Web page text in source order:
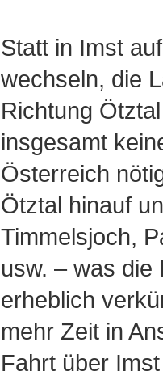
Statt in Imst
wechseln, die
Richtung
insgesamt
Österreich
Ötztal hinauf
Timmelsjoch,
usw. ‒ was
erheblich
mehr Zeit in
Fahrt über